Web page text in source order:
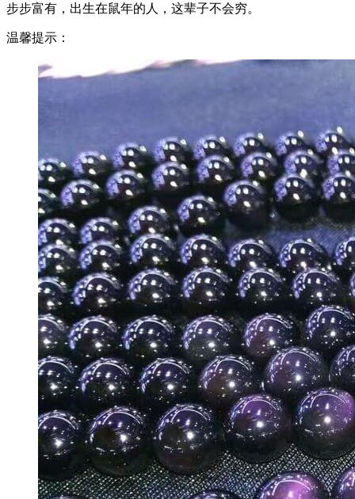
步步富有，出生在鼠年的人，这辈子不会穷。
温馨提示：